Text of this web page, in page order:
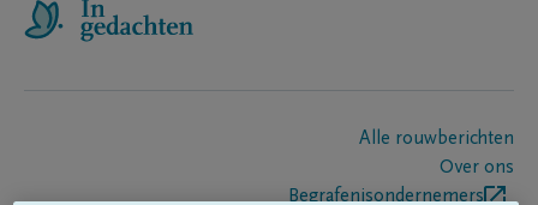
Alle rouwberichten
Over ons
Begrafenisondernemers